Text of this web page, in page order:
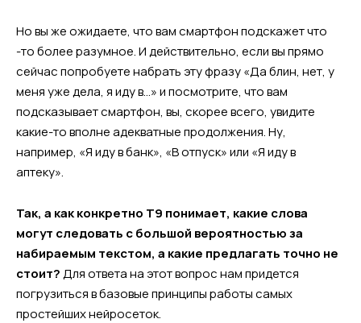
Но вы же ожидаете, что вам смартфон подскажет что
-то более разумное. И действительно, если вы прямо
сейчас попробуете набрать эту фразу «Да блин, нет, у
меня уже дела, я иду в…» и посмотрите, что вам
подсказывает смартфон, вы, скорее всего, увидите
какие-то вполне адекватные продолжения. Ну,
например, «Я иду в банк», «В отпуск» или «Я иду в
аптеку».
Так, а как конкретно Т9 понимает, какие слова
могут следовать с большой вероятностью за
набираемым текстом, а какие предлагать точно не
стоит?Для ответа на этот вопрос нам придется
погрузиться в базовые принципы работы самых
простейших нейросеток.